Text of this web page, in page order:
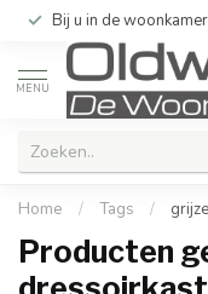
Bij u in de
MENU
Home / Tags /
Producten